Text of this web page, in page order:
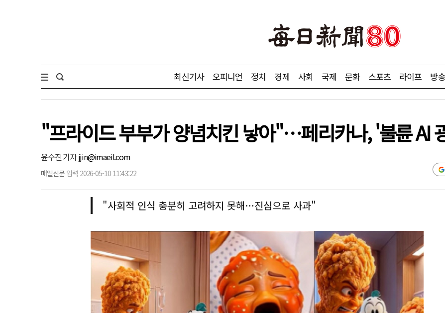
최신기사 오피니언 정치 경제 사회 국제 문화 스포츠 라이프 방
"프라이드 부부가 양념치킨 낳아"…페리카나, '불륜 AI
윤수진 기자jjin@imaeil.com
매일신문 입력 2026-05-10 11:43:22
"사회적 인식 충분히 고려하지 못해…진심으로 사과"